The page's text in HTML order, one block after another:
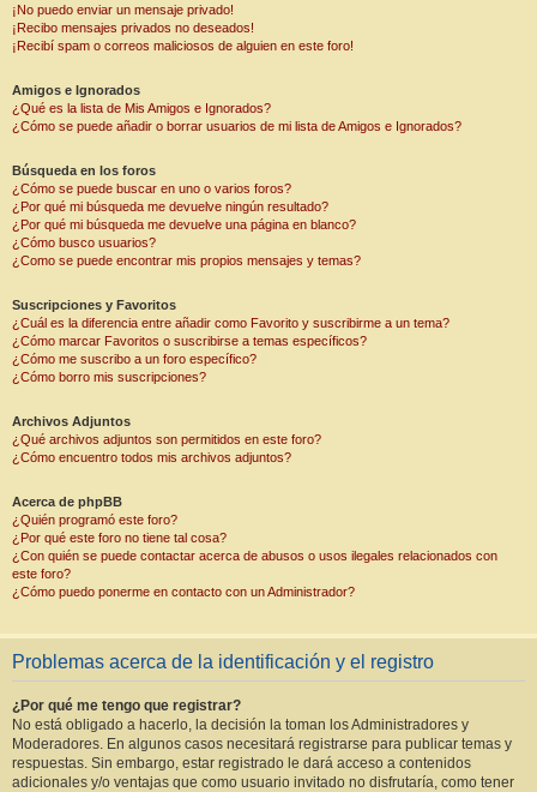
¡No puedo enviar un mensaje privado!
¡Recibo mensajes privados no deseados!
¡Recibí spam o correos maliciosos de alguien en este foro!
Amigos e Ignorados
¿Qué es la lista de Mis Amigos e Ignorados?
¿Cómo se puede añadir o borrar usuarios de mi lista de Amigos e Ignorados?
Búsqueda en los foros
¿Cómo se puede buscar en uno o varios foros?
¿Por qué mi búsqueda me devuelve ningún resultado?
¿Por qué mi búsqueda me devuelve una página en blanco?
¿Cómo busco usuarios?
¿Como se puede encontrar mis propios mensajes y temas?
Suscripciones y Favoritos
¿Cuál es la diferencia entre añadir como Favorito y suscribirme a un tema?
¿Cómo marcar Favoritos o suscribirse a temas específicos?
¿Cómo me suscribo a un foro específico?
¿Cómo borro mis suscripciones?
Archivos Adjuntos
¿Qué archivos adjuntos son permitidos en este foro?
¿Cómo encuentro todos mis archivos adjuntos?
Acerca de phpBB
¿Quién programó este foro?
¿Por qué este foro no tiene tal cosa?
¿Con quién se puede contactar acerca de abusos o usos ilegales relacionados con
este foro?
¿Cómo puedo ponerme en contacto con un Administrador?
Problemas acerca de la identificación y el registro
¿Por qué me tengo que registrar?
No está obligado a hacerlo, la decisión la toman los Administradores y
Moderadores. En algunos casos necesitará registrarse para publicar temas y
respuestas. Sin embargo, estar registrado le dará acceso a contenidos
adicionales y/o ventajas que como usuario invitado no disfrutaría, como tener